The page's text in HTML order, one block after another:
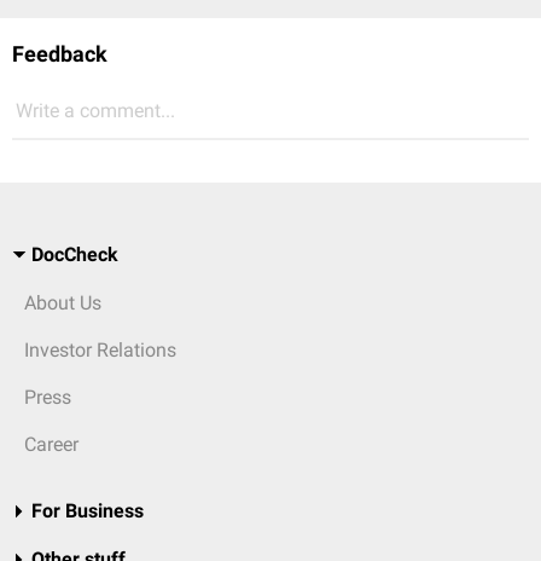
Feedback
Write a comment...
DocCheck
About Us
Investor Relations
Press
Career
For Business